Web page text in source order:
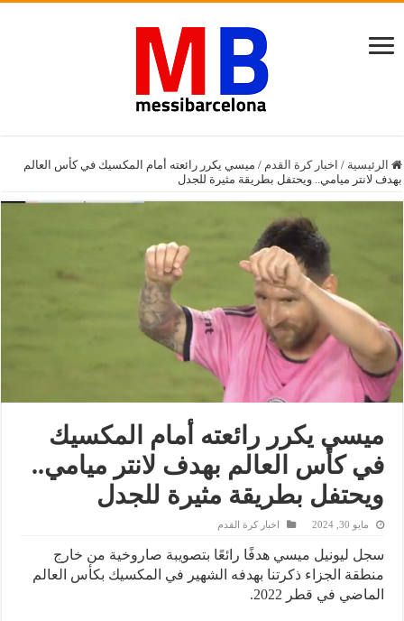
الرئيسية / اخبار كرة القدم / ميسي يكرر رائعته أمام المكسيك في كأس العالم
بهدف لانتر ميامي.. ويحتفل بطريقة مثيرة للجدل
ميسي يكرر رائعته أمام المكسيك
في كأس العالم بهدف لانتر ميامي..
ويحتفل بطريقة مثيرة للجدل
مايو 30, 2024 اخبار كرة القدم
سجل ليونيل ميسي هدفًا رائعًا بتصويبة صاروخية من خارج
منطقة الجزاء ذكرتنا بهدفه الشهير في المكسيك بكأس العالم
الماضي في قطر 2022.